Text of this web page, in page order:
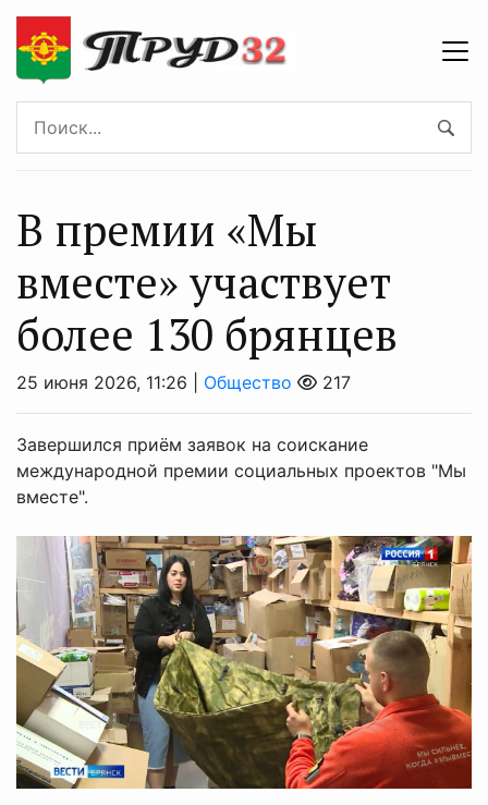
В премии «Мы
вместе» участвует
более 130 брянцев
25 июня 2026, 11:26 | Общество 217
Завершился приём заявок на соискание
международной премии социальных проектов "Мы
вместе".